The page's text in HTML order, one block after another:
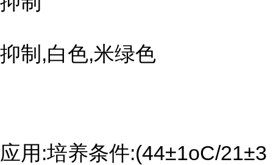
抑制,白色,米绿色
应用:培养条件:(44±1oC/21±3